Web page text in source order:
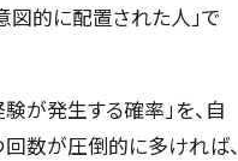
図的に配置された人」で
が発生する確率」を、自
数が圧倒的に多ければ、